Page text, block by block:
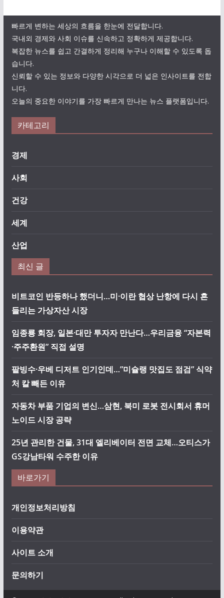
빠르게 변하는 세상의 흐름을 한눈에 전달합니다.
국내외 경제와 사회 이슈를 신속하고 정확하게 제공합니다.
복잡한 뉴스를 쉽고 간결하게 정리해 누구나 이해할 수 있도록 돕
습니다.
신뢰할 수 있는 정보와 다양한 시각으로 더 넓은 인사이트를 전합
니다.
오늘의 중요한 이야기를 가장 빠르게 만나는 뉴스 플랫폼입니다.
카테고리
경제
사회
건강
세계
산업
최신 글
비트코인 반등하나 했더니…미·이란 협상 난항에 다시 흔
들리는 가상자산 시장
임종룡 회장, 일본·대만 투자자 만난다…우리금융 “자본력
·주주환원” 직접 설명
팥빙수·우베 디저트 인기인데…”미슐랭 맛집도 점검” 식약
처 칼 빼든 이유
자동차 부품 기업의 변신…삼현, 북미 로봇 전시회서 휴머
노이드 시장 공략
25년 관리한 건물, 31대 엘리베이터 전면 교체…오티스가
GS강남타워 수주한 이유
바로가기
개인정보처리방침
이용약관
사이트 소개
문의하기